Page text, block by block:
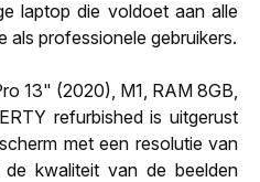
laptop die voldoet aan alle
als professionele gebruikers.
13" (2020), M1, RAM 8GB,
refurbished is uitgerust
met een resolutie van
kwaliteit van de beelden